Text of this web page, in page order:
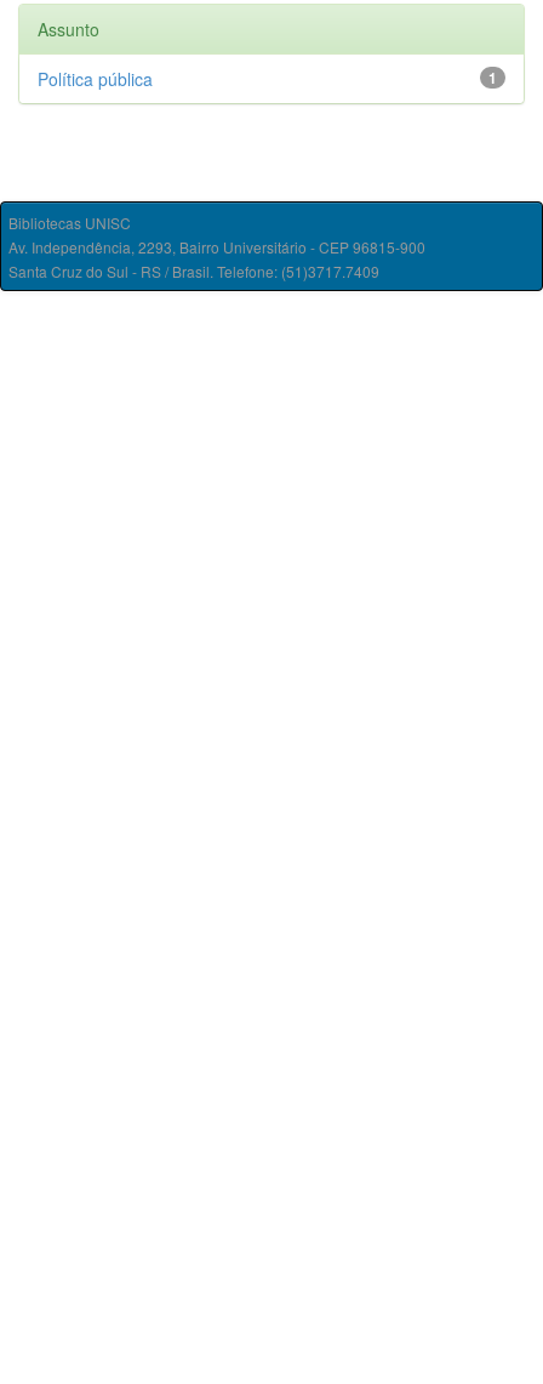
Assunto
1
Política pública
Bibliotecas UNISC
Av. Independência, 2293, Bairro Universitário - CEP 96815-900
Santa Cruz do Sul - RS / Brasil. Telefone: (51)3717.7409